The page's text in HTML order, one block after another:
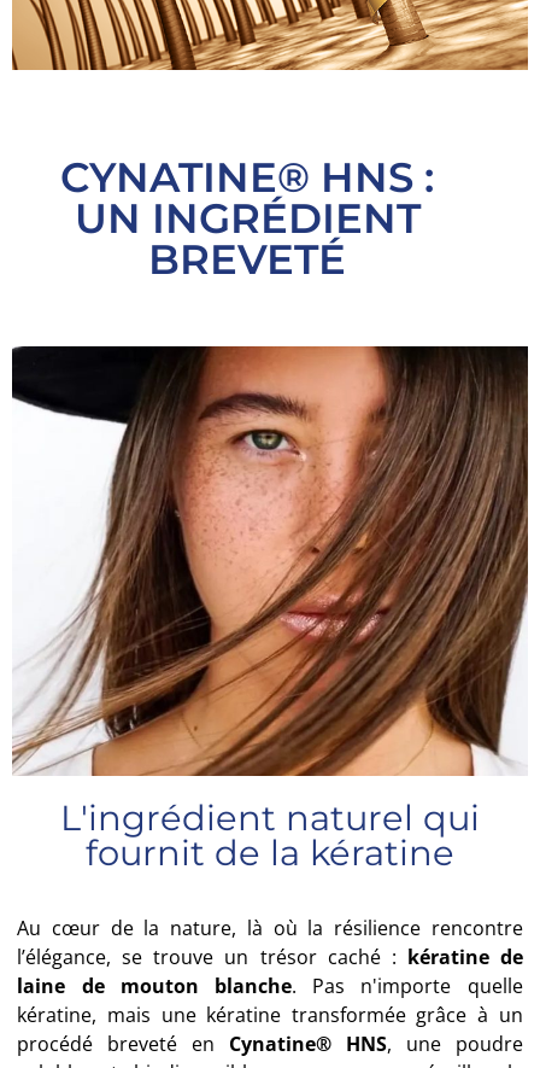
CYNATINE® HNS :
UN INGRÉDIENT
BREVETÉ
L'ingrédient naturel qui
fournit de la kératine
Au cœur de la nature, là où la résilience rencontre
l’élégance, se trouve un trésor caché : kératine de
laine de mouton blanche. Pas n'importe quelle
kératine, mais une kératine transformée grâce à un
procédé breveté en Cynatine® HNS, une poudre